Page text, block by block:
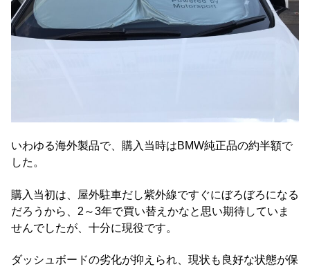
いわゆる海外製品で、購入当時はBMW純正品の約半額で
した。
購入当初は、屋外駐車だし紫外線ですぐにぼろぼろになる
だろうから、2～3年で買い替えかなと思い期待していま
せんでしたが、十分に現役です。
ダッシュボードの劣化が抑えられ、現状も良好な状態が保